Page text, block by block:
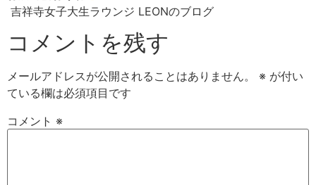
吉祥寺女子大生ラウンジ LEONのブログ
コメントを残す
メールアドレスが公開されることはありません。 ※ が付い
ている欄は必須項目です
コメント ※